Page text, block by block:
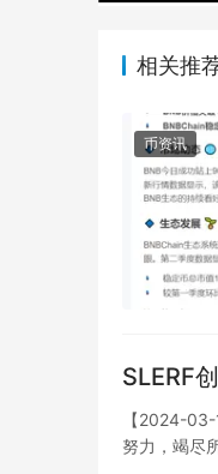
相关推
币资讯
SLERF
【2024-
努力，竭尽